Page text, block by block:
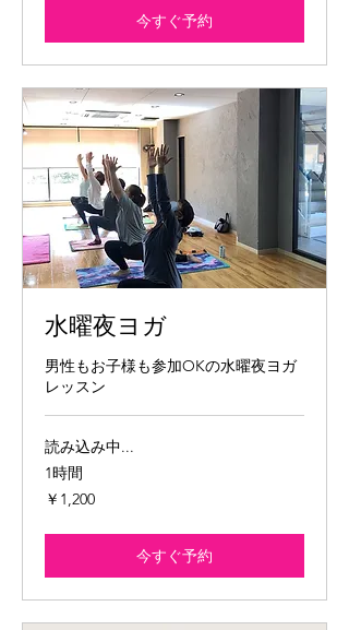
今すぐ予約
水曜夜ヨガ
男性もお子様も参加OKの水曜夜ヨガ
レッスン
読み込み中...
1時間
1,200
円
￥1,200
今すぐ予約